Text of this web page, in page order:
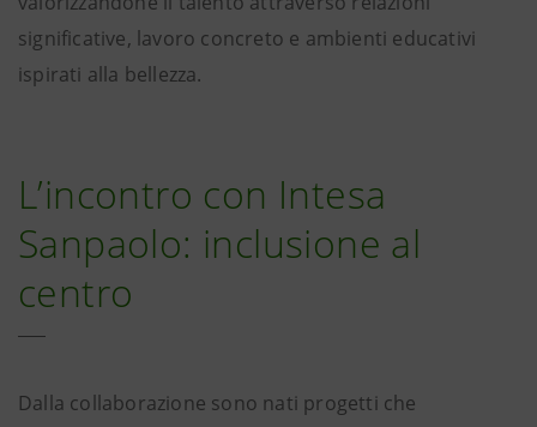
significative, lavoro concreto e ambienti educativi
ispirati alla bellezza.
L’incontro con Intesa
Sanpaolo: inclusione al
centro
Dalla collaborazione sono nati progetti che